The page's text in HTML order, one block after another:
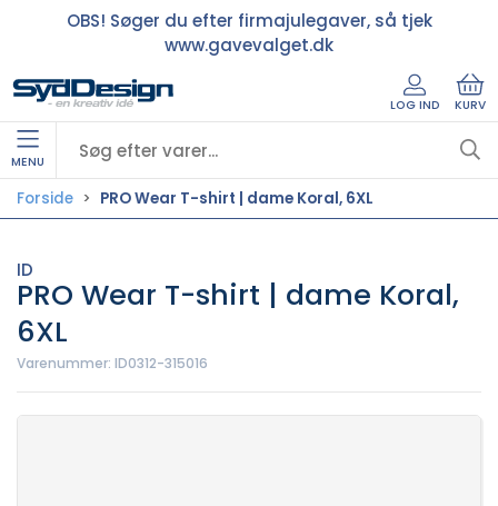
OBS! Søger du efter firmajulegaver, så tjek
www.gavevalget.dk
LOG IND KURV
MENU
Forside PRO Wear T-shirt | dame Koral, 6XL
ID
PRO Wear T-shirt | dame Koral,
6XL
Varenummer: ID0312-315016